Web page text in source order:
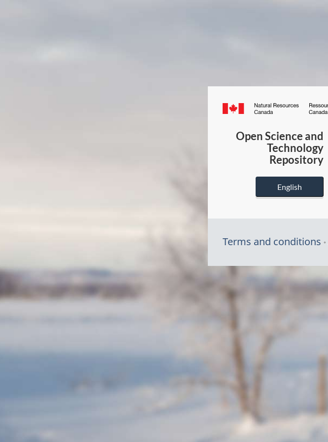
Canada.ca
Open Science and
Technology
Repository
English
Terms and conditions